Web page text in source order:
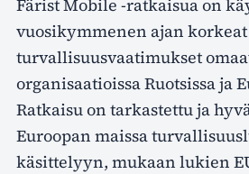
Färist Mobile -ratkaisua on
vuosikymmenen ajan korkeat
turvallisuusvaatimukset
organisaatioissa Ruotsissa ja
Ratkaisu on tarkastettu ja
Euroopan maissa
käsittelyyn, mukaan lukien